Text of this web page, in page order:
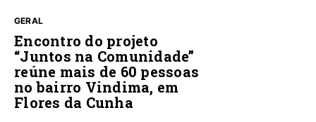
GERAL
Encontro do projeto
“Juntos na Comunidade”
reúne mais de 60 pessoas
no bairro Vindima, em
Flores da Cunha